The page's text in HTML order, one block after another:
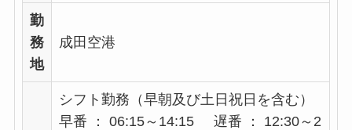
勤
務
地
成田空港
シフト勤務（早朝及び土日祝日を含む）
早番 ： 06:15～14:15 遅番 ： 12:30～2